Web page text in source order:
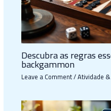
Descubra as regras
backgammon
Leave a Comment/Atividade